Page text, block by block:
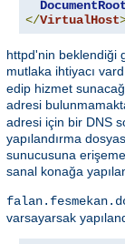
DocumentRoot
</VirtualHost
httpd'nin beklendiği
mutlaka ihtiyacı
edip hizmet
adresi
adresi için bir DNS
yapılandırma
sunucusuna
sanal konağa
varsayarsak